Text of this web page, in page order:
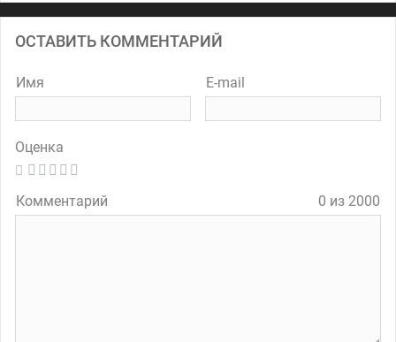
ОСТАВИТЬ КОММЕНТАРИЙ
Имя E-mail
Оценка
Комментарий 0 из 2000